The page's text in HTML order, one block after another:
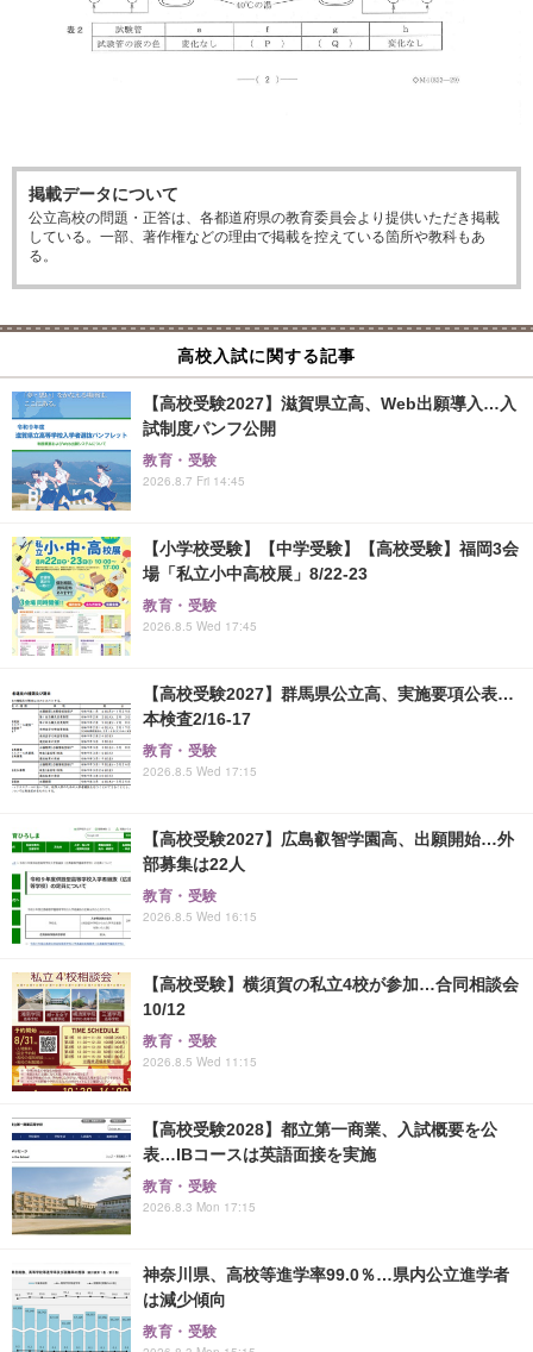
掲載データについて
公立高校の問題・正答は、各都道府県の教育委員会より提供いただき掲載
している。一部、著作権などの理由で掲載を控えている箇所や教科もあ
る。
高校入試に関する記事
【高校受験2027】滋賀県立高、Web出願導入…入
試制度パンフ公開
教育・受験
2026.8.7 Fri 14:45
【小学校受験】【中学受験】【高校受験】福岡3会
場「私立小中高校展」8/22-23
教育・受験
2026.8.5 Wed 17:45
【高校受験2027】群馬県公立高、実施要項公表…
本検査2/16-17
教育・受験
2026.8.5 Wed 17:15
【高校受験2027】広島叡智学園高、出願開始…外
部募集は22人
教育・受験
2026.8.5 Wed 16:15
【高校受験】横須賀の私立4校が参加…合同相談会
10/12
教育・受験
2026.8.5 Wed 11:15
【高校受験2028】都立第一商業、入試概要を公
表…IBコースは英語面接を実施
教育・受験
2026.8.3 Mon 17:15
神奈川県、高校等進学率99.0％…県内公立進学者
は減少傾向
教育・受験